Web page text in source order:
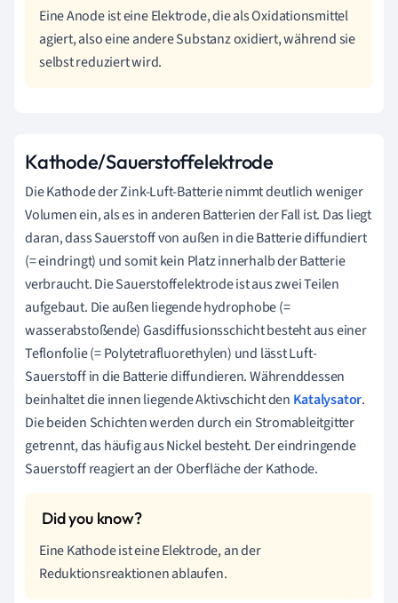
Eine Anode ist eine Elektrode, die als Oxidationsmittel
agiert, also eine andere Substanz oxidiert, während sie
selbst reduziert wird.
Kathode/Sauerstoffelektrode
Die Kathode der Zink-Luft-Batterie nimmt deutlich weniger
Volumen ein, als es in anderen Batterien der Fall ist. Das liegt
daran, dass Sauerstoff von außen in die Batterie diffundiert
(= eindringt) und somit kein Platz innerhalb der Batterie
verbraucht. Die Sauerstoffelektrode ist aus zwei Teilen
aufgebaut. Die außen liegende hydrophobe (=
wasserabstoßende) Gasdiffusionsschicht besteht aus einer
Teflonfolie (= Polytetrafluorethylen) und lässt Luft-
Sauerstoff in die Batterie diffundieren. Währenddessen
beinhaltet die innen liegende Aktivschicht den Katalysator.
Die beiden Schichten werden durch ein Stromableitgitter
getrennt, das häufig aus Nickel besteht. Der eindringende
Sauerstoff reagiert an der Oberfläche der Kathode.
Eine Kathode ist eine Elektrode, an der
Reduktionsreaktionen ablaufen.